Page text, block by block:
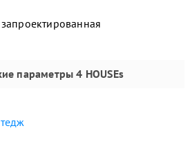
запроектированная
параметры4 HOUSEs